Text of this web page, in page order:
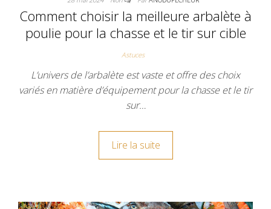
Comment choisir la meilleure arbalète à
poulie pour la chasse et le tir sur cible
Astuces
L’univers de l’arbalète est vaste et offre des choix
variés en matière d’équipement pour la chasse et le tir
sur…
Lire la suite